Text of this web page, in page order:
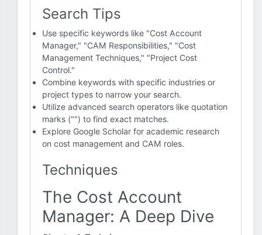
Search Tips
Use specific keywords like "Cost Account
Manager," "CAM Responsibilities," "Cost
Management Techniques," "Project Cost
Control."
Combine keywords with specific industries or
project types to narrow your search.
Utilize advanced search operators like quotation
marks ("") to find exact matches.
Explore Google Scholar for academic research
on cost management and CAM roles.
Techniques
The Cost Account
Manager: A Deep Dive